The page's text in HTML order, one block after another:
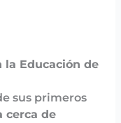
la Educación de
sus primeros
cerca de